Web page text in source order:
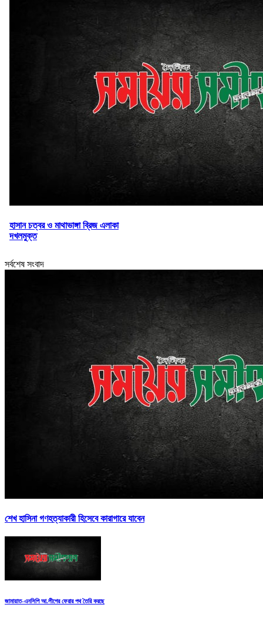
হাসান চত্বর ও মাথাভাঙ্গা ব্রিজ এলাকা
দখলমুক্ত
সর্বশেষ সংবাদ
শেখ হাসিনা গণহত্যাকারী হিসেবে কারাগারে যাবেন
জামায়াত-এনসিপি আ.লীগের ফেরার পথ তৈরি করছে